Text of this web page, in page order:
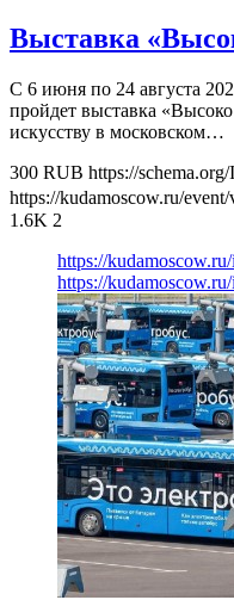
Выставка
С 6 июня по 24 августа
пройдет выставка
искусству в московском…
300 RUB https://
https://kudamoscow.ru/
1.6K 2
https://
https://